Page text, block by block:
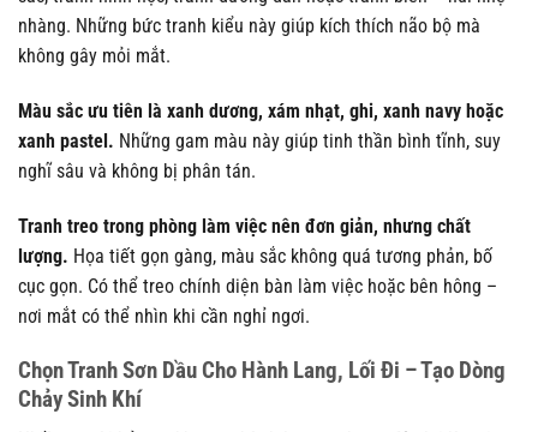
nhàng. Những bức tranh kiểu này giúp kích thích não bộ mà
không gây mỏi mắt.
Màu sắc ưu tiên là xanh dương, xám nhạt, ghi, xanh navy hoặc
xanh pastel. Những gam màu này giúp tinh thần bình tĩnh, suy
nghĩ sâu và không bị phân tán.
Tranh treo trong phòng làm việc nên đơn giản, nhưng chất
lượng. Họa tiết gọn gàng, màu sắc không quá tương phản, bố
cục gọn. Có thể treo chính diện bàn làm việc hoặc bên hông –
nơi mắt có thể nhìn khi cần nghỉ ngơi.
Chọn Tranh Sơn Dầu Cho Hành Lang, Lối Đi – Tạo Dòng
Chảy Sinh Khí